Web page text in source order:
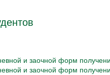
и заочной форм
и заочной форм